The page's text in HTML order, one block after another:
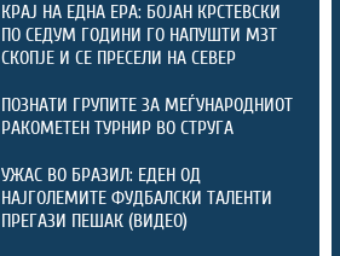
КРАЈ НА ЕДНА ЕРА: БОЈАН КРСТЕВСКИ
ПО СЕДУМ ГОДИНИ ГО НАПУШТИ МЗТ
СКОПЈЕ И СЕ ПРЕСЕЛИ НА СЕВЕР
ПОЗНАТИ ГРУПИТЕ ЗА МЕЃУНАРОДНИОТ
РАКОМЕТЕН ТУРНИР ВО СТРУГА
УЖАС ВО БРАЗИЛ: ЕДЕН ОД
НАЈГОЛЕМИТЕ ФУДБАЛСКИ ТАЛЕНТИ
ПРЕГАЗИ ПЕШАК (ВИДЕО)